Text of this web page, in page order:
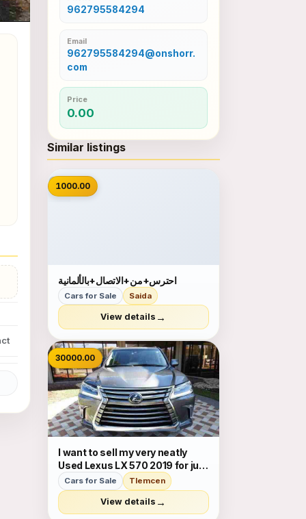
962795584294
Email
962795584294@onshorr.
com
Price
0.00
Similar listings
📷
1000.00
احترس+من+الاتصال+بالألمانية
Cars for Sale Saida
View details →
30000.00
I want to sell my very neatly
Used Lexus LX 570 2019 for just
$30,000 USD. The car is
absolutely fresh and ready to
be used, nothing to worry about
Cars for Sale Tlemcen
View details →